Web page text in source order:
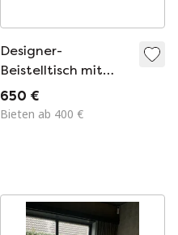
Designer-
Beistelltisch mit
Intarsien
650 €
Bieten ab 400 €